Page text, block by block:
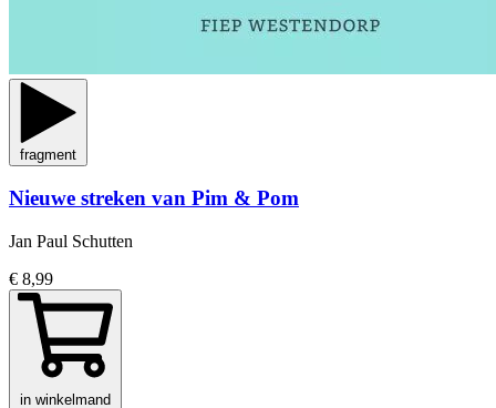
fragment
Nieuwe streken van Pim & Pom
Jan Paul Schutten
€ 8,99
in winkelmand